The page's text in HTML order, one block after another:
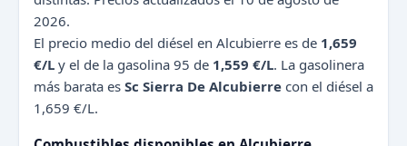
2026.
El precio medio del diésel en Alcubierre es de 1,659
€/L y el de la gasolina 95 de 1,559 €/L. La gasolinera
más barata es Sc Sierra De Alcubierre con el diésel a
1,659 €/L.